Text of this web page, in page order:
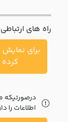
اخبار
پرسش
متداول
خواست
راه های
برای نمایش
درصورتیکه
اطلاعات را